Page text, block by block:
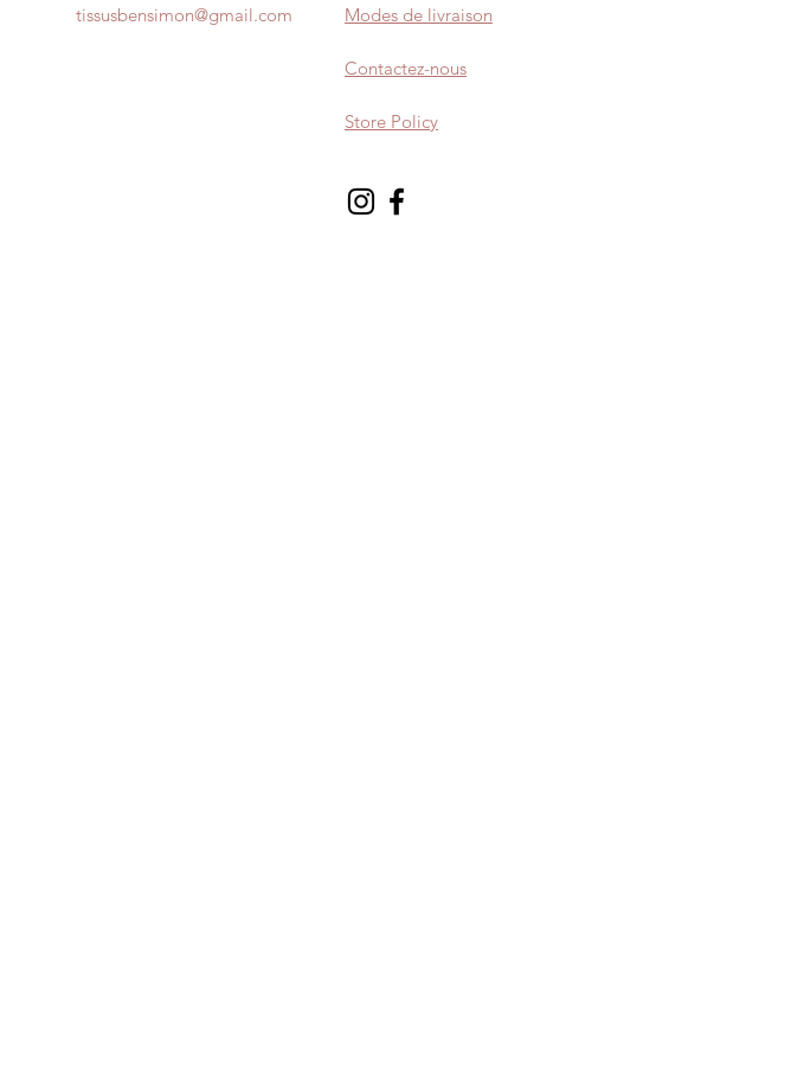
tissusbensimon@gmail.com Modes de livraison
Contactez-nous
Store Policy